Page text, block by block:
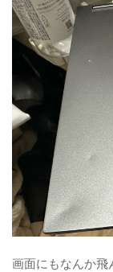
画面にもなんか飛